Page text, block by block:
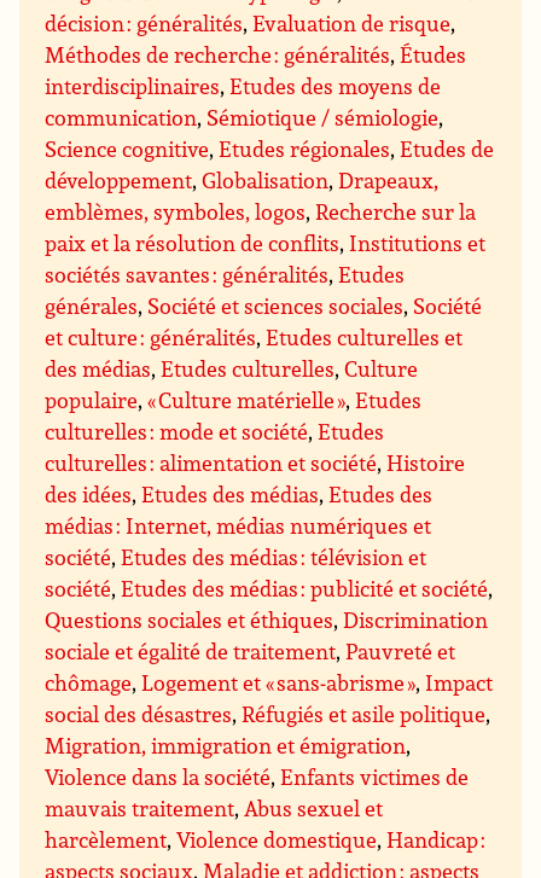
décision : généralités,Evaluation de risque,
Méthodes de recherche : généralités,Études
interdisciplinaires,Etudes des moyens de
communication, Sémiotique / sémiologie,
Science cognitive,Etudes régionales,Etudes de
développement,Globalisation,Drapeaux,
emblèmes, symboles, logos,Recherche sur la
paix et la résolution de conflits, Institutions et
sociétés savantes : généralités,Etudes
générales, Société et sciences sociales, Société
et culture : généralités,Etudes culturelles et
des médias,Etudes culturelles,Culture
populaire,« Culture matérielle »,Etudes
culturelles : mode et société,Etudes
culturelles : alimentation et société,Histoire
des idées,Etudes des médias,Etudes des
médias : Internet, médias numériques et
société,Etudes des médias : télévision et
société,Etudes des médias : publicité et société,
Questions sociales et éthiques,Discrimination
sociale et égalité de traitement,Pauvreté et
chômage,Logement et « sans-abrisme », Impact
social des désastres,Réfugiés et asile politique,
Migration, immigration et émigration,
Violence dans la société,Enfants victimes de
mauvais traitement,Abus sexuel et
harcèlement,Violence domestique,Handicap :
aspects sociaux,Maladie et addiction : aspects